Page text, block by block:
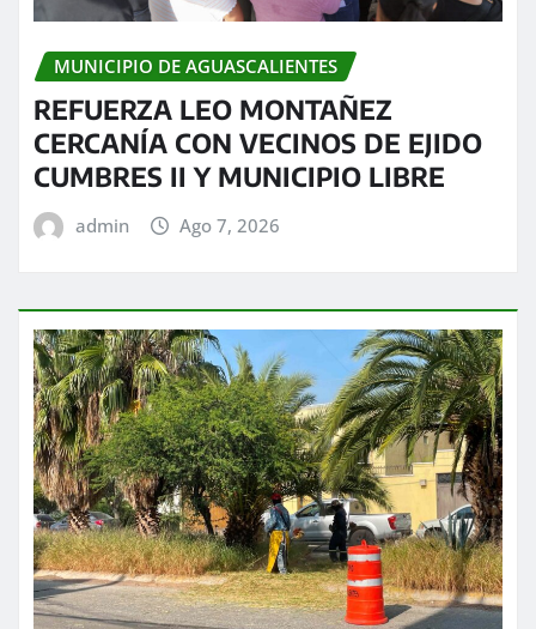
MUNICIPIO DE AGUASCALIENTES
REFUERZA LEO MONTAÑEZ
CERCANÍA CON VECINOS DE EJIDO
CUMBRES II Y MUNICIPIO LIBRE
admin Ago 7, 2026